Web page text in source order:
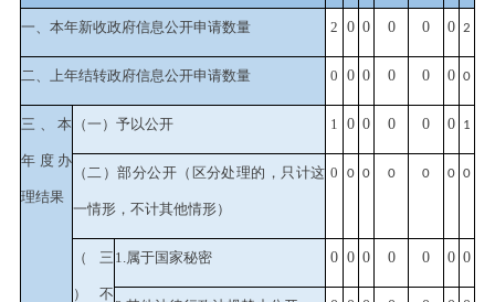
一、本年新收政府信息公开申请数量 2 0 0 0 0 0 2
二、上年结转政府信息公开申请数量 0 0 0 0 0 0 0
三、本
年度办
理结果
（一）予以公开 1 0 0 0 0 0 1
（二）部分公开 （区分处理的，只计这
一情形，不计其他情形）
0 0 0 0 0 0 0
（三
）不
1.属于国家秘密 0 0 0 0 0 0 0